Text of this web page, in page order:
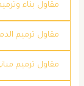
مقاول بناء
مقاول ترميم
مقاول ترميم